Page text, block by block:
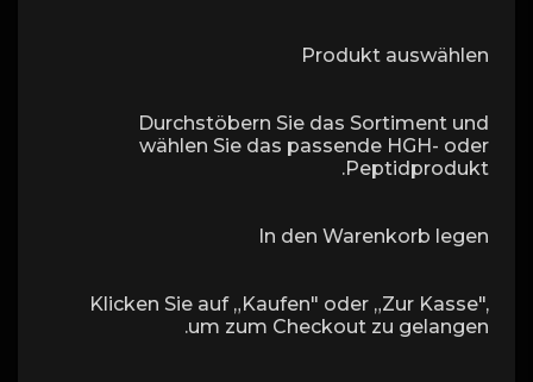
Produkt auswählen
Durchstöbern Sie das Sortiment und
wählen Sie das passende HGH- oder
Peptidprodukt.
In den Warenkorb legen
Klicken Sie auf „Kaufen" oder „Zur Kasse",
um zum Checkout zu gelangen.